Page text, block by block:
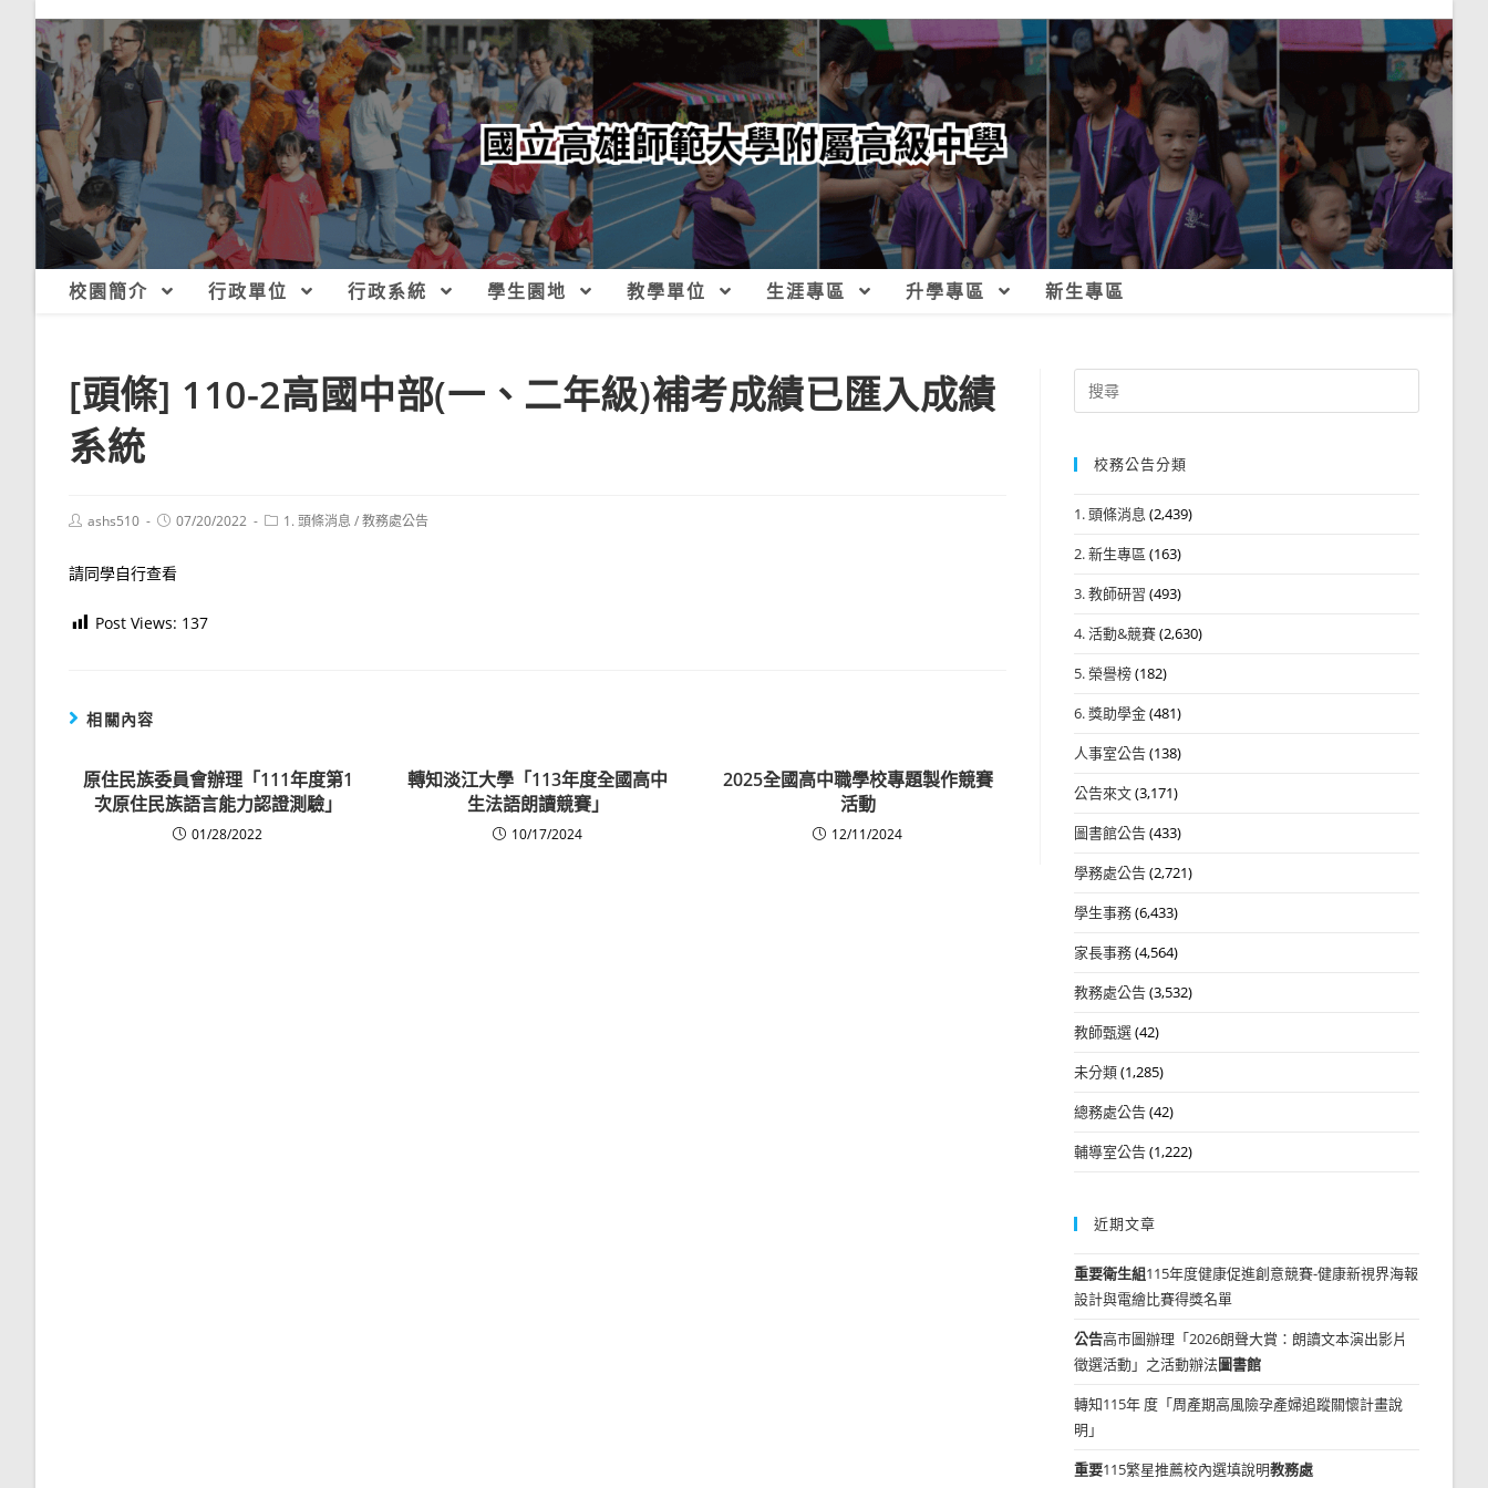
校園簡介 行政單位 行政系統 學生園地 教學單位 生涯專區 升學專區 新生專區
[頭條] 110-2高國中部(一、二年級)補考成績已匯入成績
系統
Postashs510
Post07/20/2022
Post1. 頭條消息 /教務處公告
請同學自行查看
Post Views: 137
相關內容
原住民族委員會辦理「111年度第1
次原住民族語言能力認證測驗」
01/28/2022
轉知淡江大學「113年度全國高中
生法語朗讀競賽」
10/17/2024
2025全國高中職學校專題製作競賽
活動
12/11/2024
Search
for:
校務公告分類
1. 頭條消息 (2,439)
2. 新生專區 (163)
3. 教師研習 (493)
4. 活動&競賽(2,630)
5. 榮譽榜(182)
6. 獎助學金(481)
人事室公告(138)
公告來文(3,171)
圖書館公告(433)
學務處公告(2,721)
學生事務(6,433)
家長事務(4,564)
教務處公告(3,532)
教師甄選(42)
未分類(1,285)
總務處公告(42)
輔導室公告(1,222)
近期文章
重要衛生組115年度健康促進創意競賽-健康新視界海報
設計與電繪比賽得獎名單
公告高市圖辦理「2026朗聲大賞：朗讀文本演出影片
徵選活動」之活動辦法圖書館
轉知115年 度「周產期高風險孕產婦追蹤關懷計畫說
明」
重要115繁星推薦校內選填說明教務處